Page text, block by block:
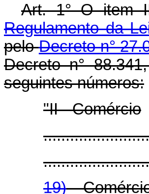
Art. 1° O item
Regulamento da
peloDecreto n°
Decreto n°
seguintes números:
"II - Comércio
19)